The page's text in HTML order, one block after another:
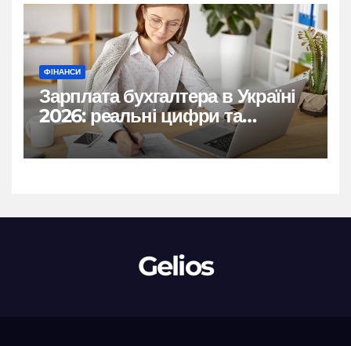
ФІНАНСИ
Зарплата бухгалтера в Україні
2026: реальні цифри та
нюанси
Gelios